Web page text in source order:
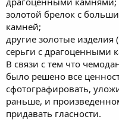
золотой брелок с
камней;
другие золотые изделия
серьги с драгоценными
В связи с тем что
было решено все
сфотографировать,
раньше, и
придавать гласности.